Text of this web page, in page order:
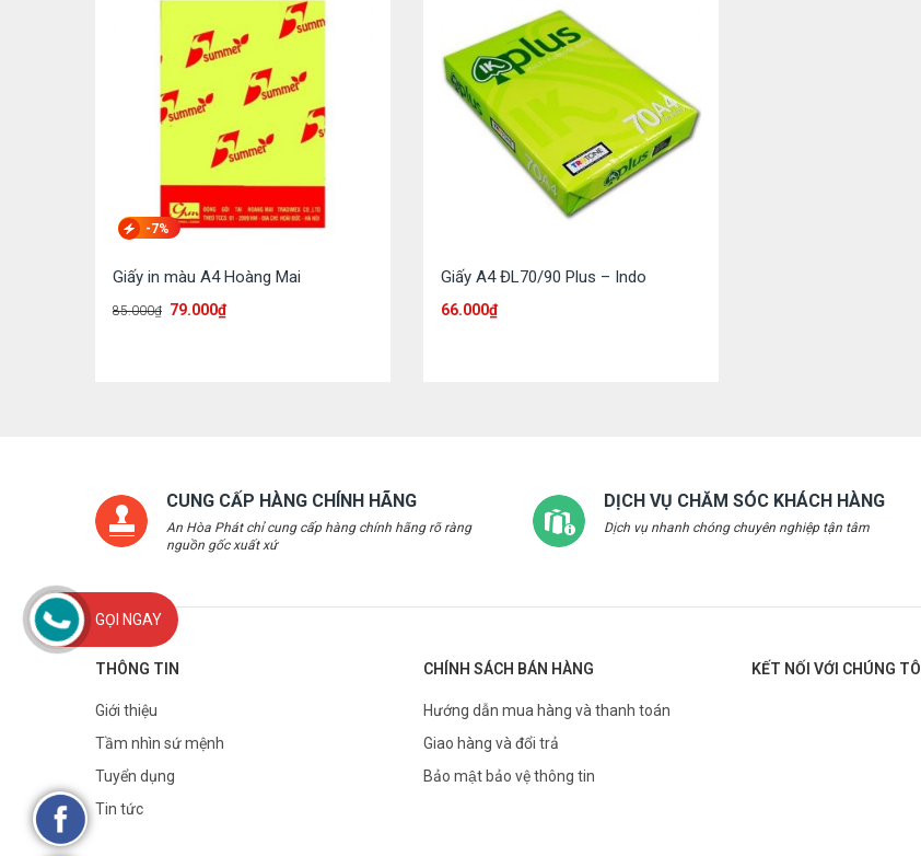
-7%
Giấy in màu A4 Hoàng Mai
85.000₫ 79.000₫
Giấy A4 ĐL70/90 Plus – Indo
66.000₫
CUNG CẤP HÀNG CHÍNH HÃNG
An Hòa Phát chỉ cung cấp hàng chính hãng rõ ràng
nguồn gốc xuất xứ
DỊCH VỤ CHĂM SÓC KHÁCH HÀNG
Dịch vụ nhanh chóng chuyên nghiệp tận tâm
THÔNG TIN
Giới thiệu
Tầm nhìn sứ mệnh
Tuyển dụng
Tin tức
CHÍNH SÁCH BÁN HÀNG
Hướng dẫn mua hàng và thanh toán
Giao hàng và đổi trả
Bảo mật bảo vệ thông tin
KẾT NỐI VỚI CHÚNG TÔI
GỌI NGAY